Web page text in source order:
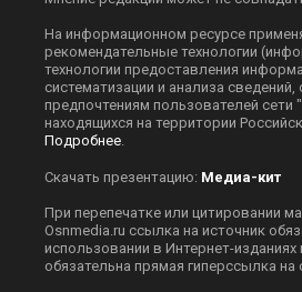
На информационном ресурсе
рекомендательные технологии
технологии предоставления
систематизации и анализа сведений,
предпочтениям пользователей сети
находящихся на территории
Подробнее
Скачать презентацию: Медиа-кит
При перепечатке или цитировании
Оsnmedia.ru ссылка на источник
использовании в Интернет-изданиях
обязательна прямая гиперссылка на